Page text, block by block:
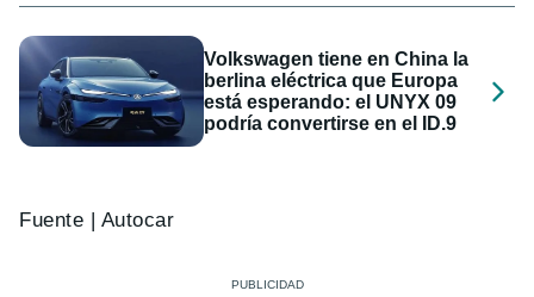
Volkswagen tiene en China la
berlina eléctrica que Europa
está esperando: el UNYX 09
podría convertirse en el ID.9
Fuente | Autocar